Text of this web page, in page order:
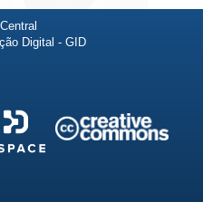
Digital - GID